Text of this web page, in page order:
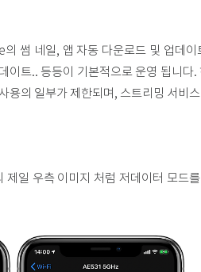
썸 네일, 앱 자동 다운로드 및 업데이
트.. 등등이 기본적으로 운영 됩니다.
용의 일부가 제한되며, 스트리밍 서비
일 우측 이미지 처럼 저데이터 모드